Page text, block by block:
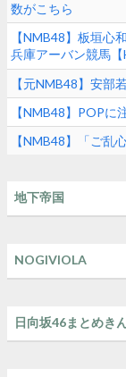
数がこちら
【NMB48】板垣心
兵庫アーバン競馬
Campus Live」に出
【元NMB48】安部
【NMB48】POPに
【NMB48】「ご乱
地下帝国
NOGIVIOLA
日向坂46まとめき